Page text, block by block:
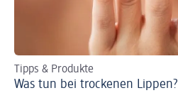
Tipps & Produkte
Was tun bei trockenen Lippen?